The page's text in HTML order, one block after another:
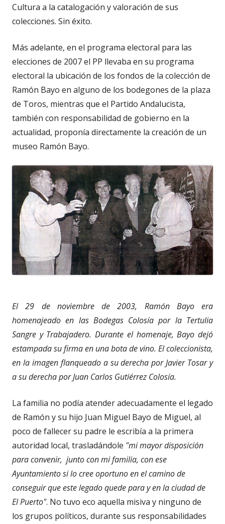
Cultura a la catalogación y valoración de sus
colecciones. Sin éxito.
Más adelante, en el programa electoral para las
elecciones de 2007 el PP llevaba en su programa
electoral la ubicación de los fondos de la colección de
Ramón Bayo en alguno de los bodegones de la plaza
de Toros, mientras que el Partido Andalucista,
también con responsabilidad de gobierno en la
actualidad, proponía directamente la creación de un
museo Ramón Bayo.
El 29 de noviembre de 2003, Ramón Bayo era
homenajeado en las Bodegas Colosía por la Tertulia
Sangre y Trabajadero. Durante el homenaje, Bayo dejó
estampada su firma en una bota de vino. El coleccionista,
en la imagen flanqueado a su derecha por Javier Tosar y
a su derecha por Juan Carlos Gutiérrez Colosía.
La familia no podía atender adecuadamente el legado
de Ramón y su hijo Juan Miguel Bayo de Miguel, al
poco de fallecer su padre le escribía a la primera
autoridad local, trasladándole "mi mayor disposición
para convenir, junto con mi familia, con ese
Ayuntamiento si lo cree oportuno en el camino de
conseguir que este legado quede para y en la ciudad de
El Puerto". No tuvo eco aquella misiva y ninguno de
los grupos políticos, durante sus responsabilidades